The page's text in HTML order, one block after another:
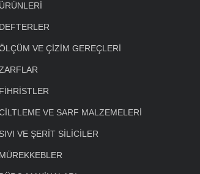
ÜRÜNLERİ
DEFTERLER
VE ÇİZİM GEREÇLERİ
FİHRİSTLER
VE SARF MALZEMELERİ
SIVI VE ŞERİT SİLİCİLER
MÜREKKEBLER